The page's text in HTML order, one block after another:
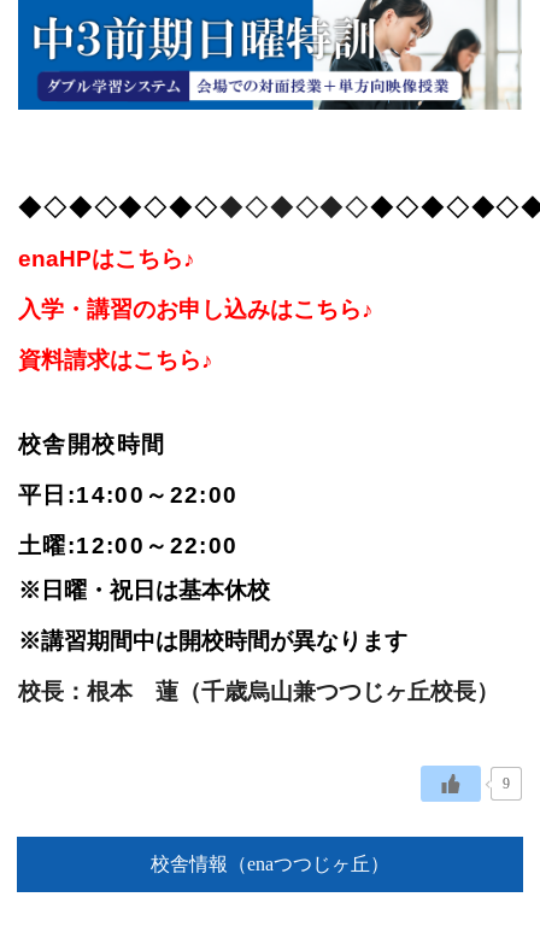
◆◇◆◇◆◇◆◇◆◇◆◇◆◇
enaHPはこちら♪
入学・講習のお申し込みはこちら♪
資料請求はこちら♪
校舎開校時間
平日:14:00～22:00
土曜:12:00～22:00
※日曜・祝日は基本休校
※講習期間中は開校時間が異なります
校長：根本 蓮（千歳烏山兼つつじヶ丘校長）
9
校舎情報（enaつつじヶ丘）